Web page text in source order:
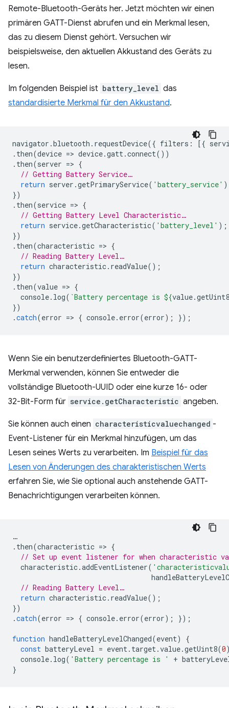
Remote-Bluetooth-Geräts her. Jetzt möchten wir einen
primären GATT-Dienst abrufen und ein Merkmal lesen,
das zu diesem Dienst gehört. Versuchen wir
beispielsweise, den aktuellen Akkustand des Geräts zu
lesen.
Im folgenden Beispiel ist battery_level das
standardisierte Merkmal für den Akkustand.
navigator .bluetooth . requestDevice({ filters : [{
. then(device => device.gatt.connect())
. then(server => {
// Getting Battery Service…
return server .getPrimaryService( 'battery_service'
})
. then(service => {
// Getting Battery Level Characteristic…
return service.getCharacteristic( 'battery_level' );
})
. then(characteristic => {
// Reading Battery Level…
return characteristic. readValue();
})
. then(value => {
console. log( `Battery percentage is ${value.getUint8
})
.catch(error => { console. error(error); });
Wenn Sie ein benutzerdefiniertes Bluetooth-GATT-
Merkmal verwenden, können Sie entweder die
vollständige Bluetooth-UUID oder eine kurze 16- oder
32-Bit-Form für service.getCharacteristic angeben.
Sie können auch einen characteristicvaluechanged -
Event-Listener für ein Merkmal hinzufügen, um das
Lesen seines Werts zu verarbeiten. Im Beispiel für das
Lesen von Änderungen des charakteristischen Werts
erfahren Sie, wie Sie optional auch anstehende GATT-
Benachrichtigungen verarbeiten können.
…
. then(characteristic => {
// Set up event listener for when characteristic
characteristic.addEventListener(
// Reading Battery Level…
return characteristic. readValue();
})
.catch(error => { console. error(error); });
function handleBatteryLevelChanged(event)
{
const batteryLevel = event. target.value.getUint8(0
console. log( 'Battery percentage is ' +
}